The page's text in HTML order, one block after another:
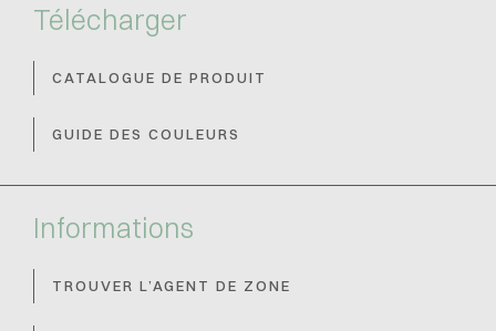
Télécharger
CATALOGUE DE PRODUIT
GUIDE DES COULEURS
Informations
TROUVER L’AGENT DE ZONE